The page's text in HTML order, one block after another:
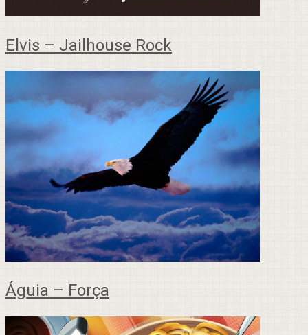
Elvis – Jailhouse Rock
Águia – Força